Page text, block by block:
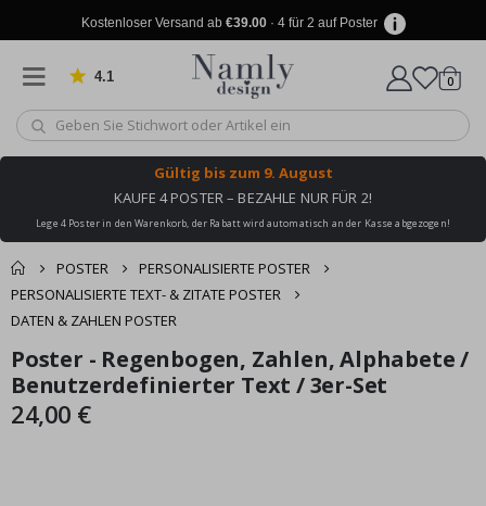
Kostenloser Versand ab €39.00· 4 für 2 auf Poster
4.1 von 1025 Bewertungen
Wagen
0
Gültig bis zum 9. August
KAUFE 4 POSTER – BEZAHLE NUR FÜR 2!
Lege 4 Poster in den Warenkorb, der Rabatt wird automatisch an der Kasse abgezogen!
POSTER
PERSONALISIERTE POSTER
PERSONALISIERTE TEXT- & ZITATE POSTER
DATEN & ZAHLEN POSTER
Produkt zum
Warenkorb
hinzugefügt ✔️
Wagen Kasse
Zum
Ende
der
Bildgalerie
Zum
Anfang
der
Bildgalerie
Poster - Regenbogen, Zahlen, Alphabete /
Benutzerdefinierter Text / 3er-Set
24,00 €